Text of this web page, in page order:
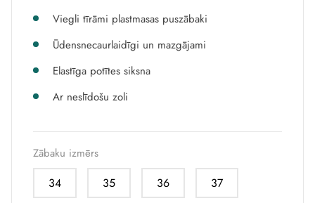
Viegli tīrāmi plastmasas puszābaki
Ūdensnecaurlaidīgi un mazgājami
Elastīga potītes siksna
Ar neslīdošu zoli
Zābaku izmērs
34 35 36 37